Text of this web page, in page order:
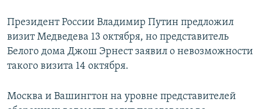
Президент России Владимир Путин предложил
визит Медведева 13 октября, но представитель
Белого дома Джош Эрнест заявил о невозможности
такого визита 14 октября.
Москва и Вашингтон на уровне представителей